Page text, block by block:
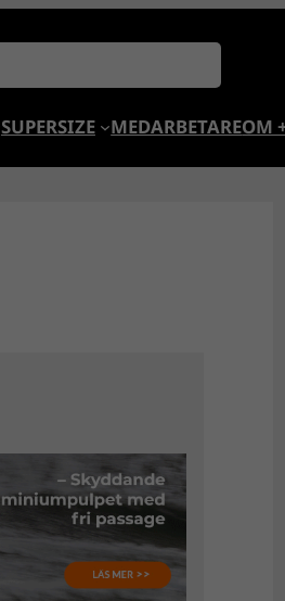
SUPERSIZE MEDARBETAREOM